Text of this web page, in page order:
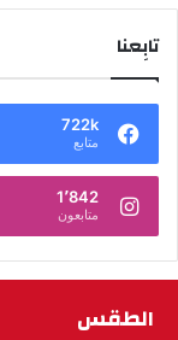
تابِعنا
722k
متابع
1٬842
متابعون
الطقس